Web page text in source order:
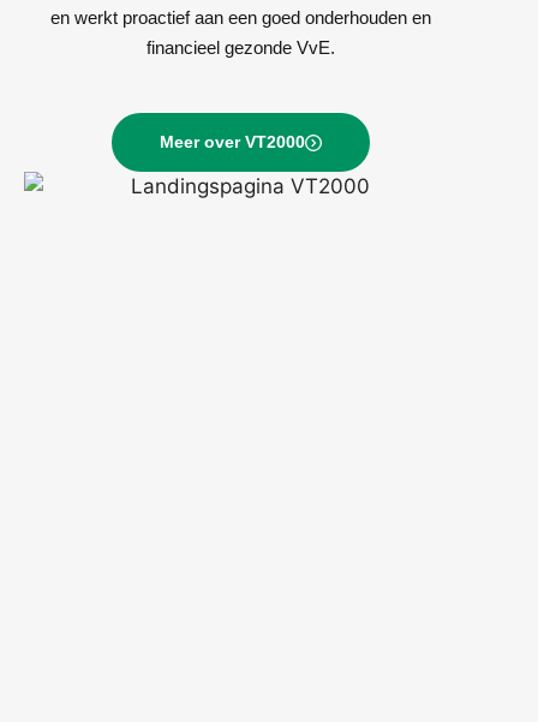
en werkt proactief aan een goed onderhouden en
financieel gezonde VvE.
Meer over VT2000